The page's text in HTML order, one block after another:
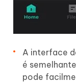
A interface
é
pode